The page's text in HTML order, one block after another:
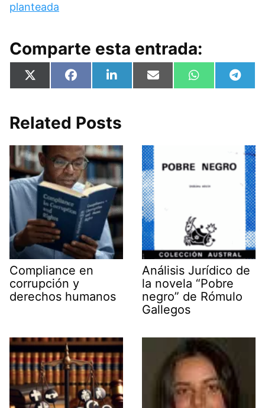
planteada
Comparte esta entrada:
Compartir
en
X
(
i
t
e
r
)
Compartir
en
F
a
b
o
k
Compartir
en
L
i
e
d
n
Compartir
en
E
m
Compartir
en
W
h
en
T
e
m
Related Posts
Compliance en
corrupción y
derechos humanos
Análisis Jurídico de
la novela “Pobre
negro” de Rómulo
Gallegos